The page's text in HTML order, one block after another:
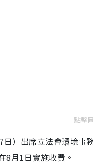
點擊
）出席立法會環境
8月1日實施收費。